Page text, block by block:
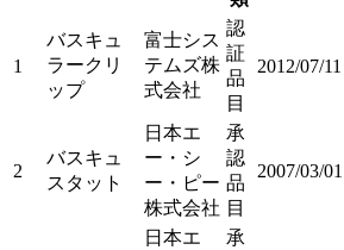
1
バスキュ
ラークリ
ップ
富士シス
テムズ株
式会社
認
証
品
目
2012/07/11
2
バスキュ
スタット
日本エ
ー・シ
ー・ピー
株式会社
承
認
品
目
2007/03/01
日本エ
承